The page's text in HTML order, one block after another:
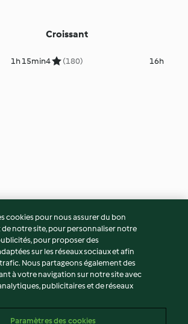
1h 15min
Croissant
4 (180) 16h
1h5 (511) 2h 20min
cookies pour nous assurer du bon
notre site, pour personnaliser notre
pour proposer des
sur les réseaux sociaux et afin
Nous partageons également des
à votre navigation sur notre site avec
publicitaires et de réseaux
Paramètres des cookies